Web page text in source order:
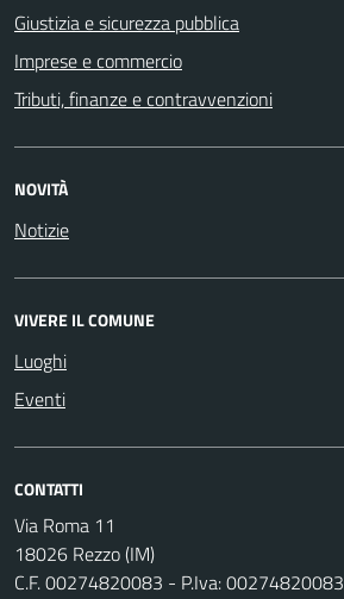
Giustizia e sicurezza pubblica
Imprese e commercio
Tributi, finanze e contravvenzioni
NOVITÀ
Notizie
VIVERE IL COMUNE
Luoghi
Eventi
CONTATTI
Via Roma 11
18026 Rezzo (IM)
C.F. 00274820083 - P.Iva: 00274820083